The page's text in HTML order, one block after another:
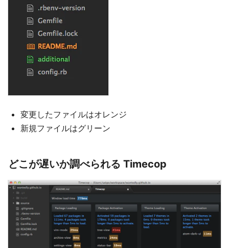
変更したファイルはオレンジ
新規ファイルはグリーン
どこが遅いか調べられる Timecop